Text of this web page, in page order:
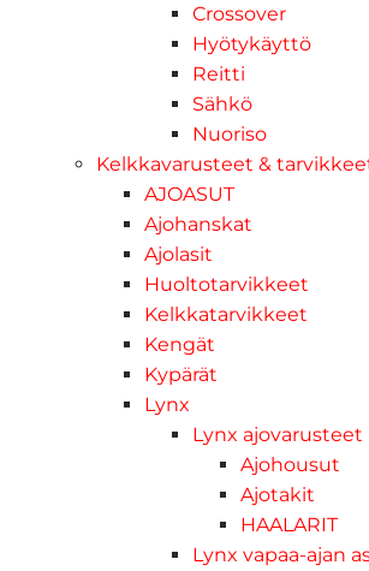
Crossover
Hyötykäyttö
Reitti
Sähkö
Nuoriso
Kelkkavarusteet &
AJOASUT
Ajohanskat
Ajolasit
Huoltotarvikkeet
Kelkkatarvikkeet
Kengät
Kypärät
Lynx
Lynx ajovarusteet
Ajohousut
Ajotakit
HAALARIT
Lynx vapaa-ajan